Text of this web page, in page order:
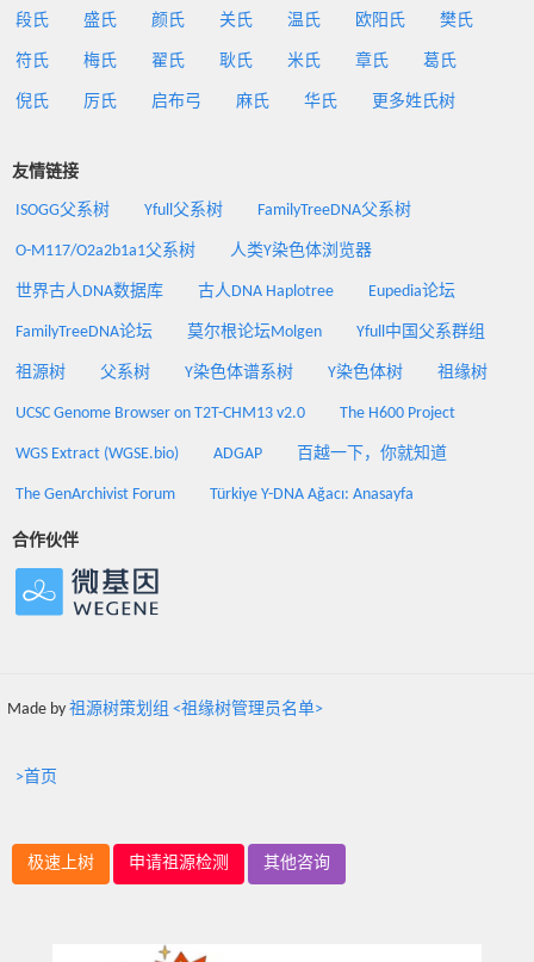
段氏 盛氏 颜氏 关氏 温氏 欧阳氏 樊氏
符氏 梅氏 翟氏 耿氏 米氏 章氏 葛氏
倪氏 厉氏 启布弓 麻氏 华氏 更多姓氏树
友情链接
ISOGG父系树 Yfull父系树 FamilyTreeDNA父系树
O-M117/O2a2b1a1父系树 人类Y染色体浏览器
世界古人DNA数据库 古人DNA Haplotree Eupedia论坛
FamilyTreeDNA论坛 莫尔根论坛Molgen Yfull中国父系群组
祖源树 父系树 Y染色体谱系树 Y染色体树 祖缘树
UCSC Genome Browser on T2T-CHM13 v2.0 The H600 Project
WGS Extract (WGSE.bio) ADGAP 百越一下，你就知道
The GenArchivist Forum Türkiye Y-DNA Ağacı: Anasayfa
合作伙伴
Made by 祖源树策划组 <祖缘树管理员名单>
>首页
极速上树 申请祖源检测 其他咨询